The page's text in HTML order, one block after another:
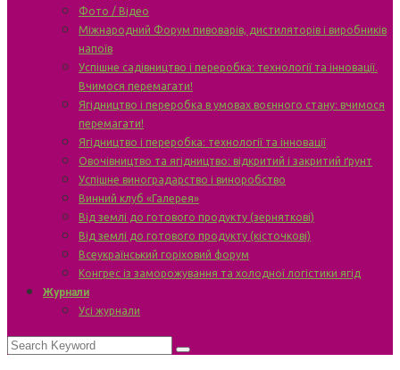
Фото / Відео
Міжнародний Форум пивоварів, дистиляторів і виробників
напоїв
Успішне садівництво і переробка: технології та інновації.
Вчимося перемагати!
Ягідництво і переробка в умовах воєнного стану: вчимося
перемагати!
Ягідництво і переробка: технології та інновації
Овочівництво та ягідництво: відкритий і закритий ґрунт
Успішне виноградарство і виноробство
Винний клуб «Галерея»
Від землі до готового продукту (зерняткові)
Від землі до готового продукту (кісточкові)
Всеукраїнський горіховий форум
Конгрес із заморожування та холодної логістики ягід
Журнали
Усі журнали